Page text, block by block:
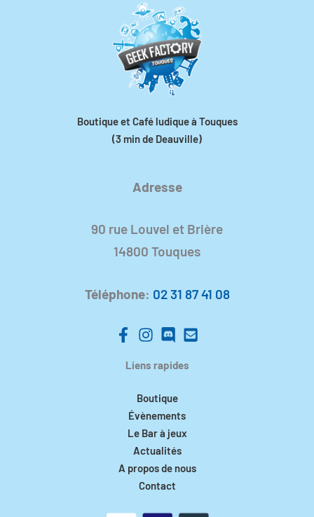
Boutique et Café ludique à Touques
(3 min de Deauville)
Adresse
90 rue Louvel et Brière
14800 Touques
Téléphone: 02 31 87 41 08
Liens rapides
Boutique
Évènements
Le Bar à jeux
Actualités
A propos de nous
Contact